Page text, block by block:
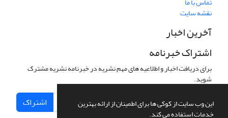
این وب سایت از کوکی ها برای اطمینان از ارائه بهترین
خدمات استفاده می کند.
نقشه سایت
آخرین اخبار
اشتراک خبرنامه
برای دریافت اخبار و اطلاعیه های مهم نشریه در خبرنامه نشریه مشترک
شوید.
اشتراک